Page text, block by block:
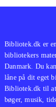
Bibliotek.dk er
bibliotekers
Danmark. Du
låne på dit eget
Bibliotek.dk til
bøger, musik,